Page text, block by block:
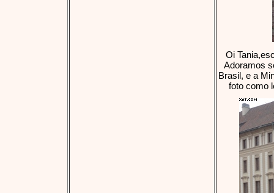
Oi
Adoramos
Brasil, e a
foto como